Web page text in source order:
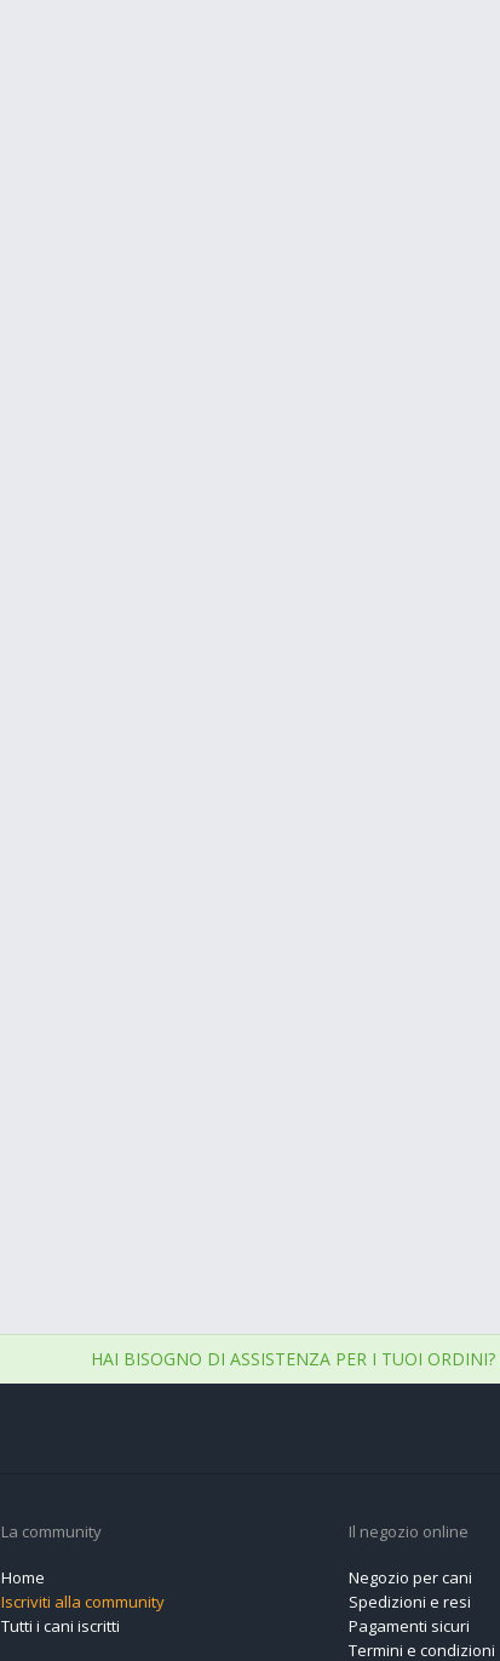
HAI BISOGNO DI ASSISTENZA PER I TUOI ORDINI?
La community
Home
Iscriviti alla community
Tutti i cani iscritti
Il negozio online
Negozio per cani
Spedizioni e resi
Pagamenti sicuri
Termini e condizioni